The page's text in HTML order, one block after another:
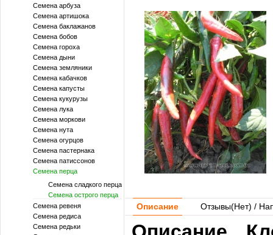
Семена арбуза
Семена артишока
Семена баклажанов
Семена бобов
Семена гороха
Семена дыни
Семена земляники
Семена кабачков
Семена капусты
Семена кукурузы
Семена лука
Семена моркови
Семена нута
Семена огурцов
Семена пастернака
Семена патиссонов
Семена перца
Семена сладкого перца
Семена острого перца
Семена ревеня
Семена редиса
Семена редьки
Описание Отзывы(Нет) /